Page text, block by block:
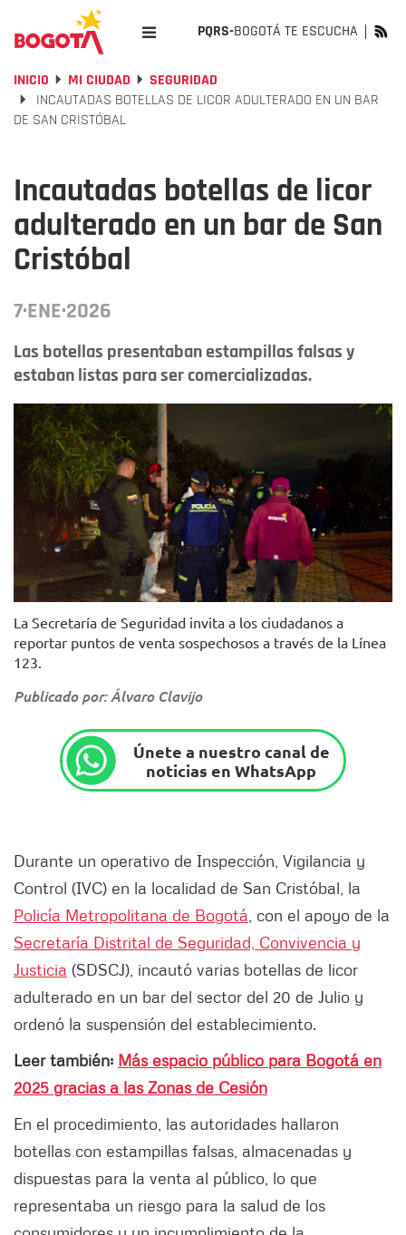
PQRS-BOGOTÁ TE ESCUCHA
INICIO MI CIUDAD
SEGURIDAD
INCAUTADAS BOTELLAS DE LICOR ADULTERADO EN UN BAR
DE SAN CRISTÓBAL
Incautadas botellas de licor
adulterado en un bar de San
Cristóbal
7·ENE·2026
Las botellas presentaban estampillas falsas y
estaban listas para ser comercializadas.
Foto: Secretaría de Seguridad
La Secretaría de Seguridad invita a los ciudadanos a
reportar puntos de venta sospechosos a través de la Línea
123.
Publicado por: Álvaro Clavijo
Únete a nuestro canal de
noticias en WhatsApp
Durante un operativo de Inspección, Vigilancia y
Control (IVC) en la localidad de San Cristóbal, la
Policía Metropolitana de Bogotá , con el apoyo de la
Secretaría Distrital de Seguridad, Convivencia y
Justicia (SDSCJ), incautó varias botellas de licor
adulterado en un bar del sector del 20 de Julio y
ordenó la suspensión del establecimiento.
Leer también: Más espacio público para Bogotá en
2025 gracias a las Zonas de Cesión
En el procedimiento, las autoridades hallaron
botellas con estampillas falsas, almacenadas y
dispuestas para la venta al público, lo que
representaba un riesgo para la salud de los